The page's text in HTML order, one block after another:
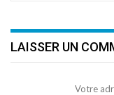
LAISSER UN
Votre